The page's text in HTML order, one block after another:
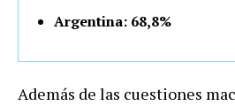
Argentina: 68,8%
Además de las cuestiones